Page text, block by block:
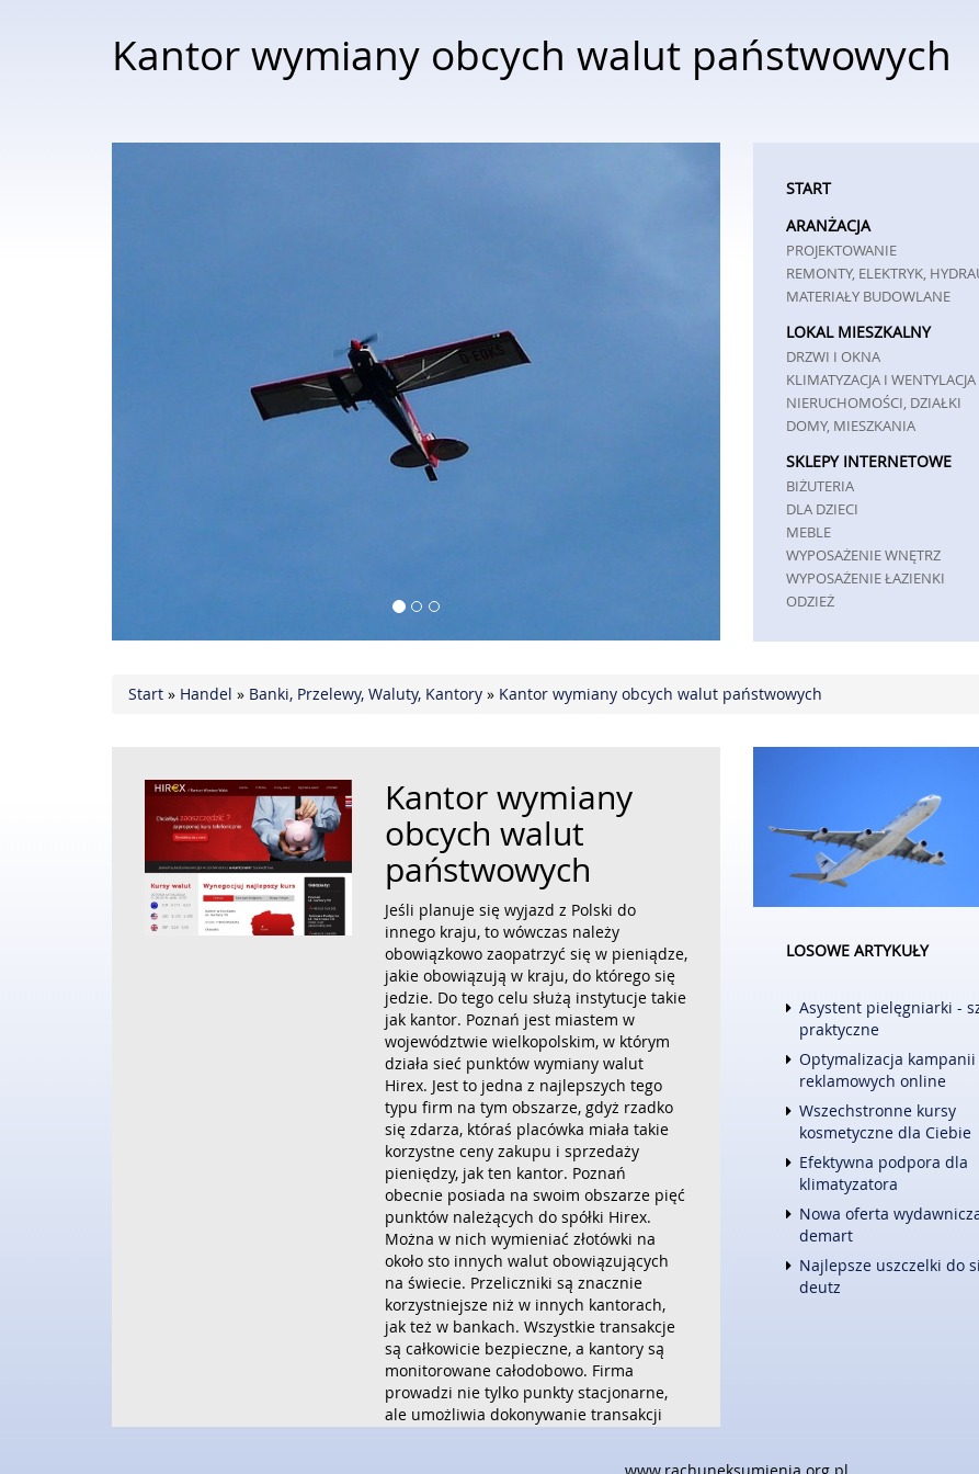
Kantor wymiany obcych walut państwowych
START
ARANŻACJA
PROJEKTOWANIE
REMONTY, ELEKTRYK,
MATERIAŁY BUDOWLANE
LOKAL MIESZKALNY
DRZWI I OKNA
KLIMATYZACJA I WENTYLACJA
NIERUCHOMOŚCI, DZIAŁKI
DOMY, MIESZKANIA
SKLEPY INTERNETOWE
BIŻUTERIA
DLA DZIECI
MEBLE
WYPOSAŻENIE WNĘTRZ
WYPOSAŻENIE ŁAZIENKI
ODZIEŻ
ELEKTRONIKA, RTV, AGD
OGRÓD, ROŚLINY
AGENCJE REKLAMOWE
MATERIAŁY REKLAMOWE
INNE AGENCJE
INFORMATYCZNE
FOTOGRAFIA
ADWOKACI, PORADY PRAWNE
ŚLUB I WESELE
WETERYNARYJNE, HODOWLA
SPRZĄTANIE,
SERWIS
OPIEKA
INNE USŁUGI
KURIER, PRZESYŁKI
WEB
OPROGRAMOWANIE
STRONY INTERNETOWE
Start » Handel » Banki, Przelewy, Waluty, Kantory » Kantor wymiany obcych walut państwowych
Kantor wymiany
obcych walut
państwowych
Jeśli planuje się wyjazd z Polski do
innego kraju, to wówczas należy
obowiązkowo zaopatrzyć się w pieniądze,
jakie obowiązują w kraju, do którego się
jedzie. Do tego celu służą instytucje takie
jak kantor. Poznań jest miastem w
województwie wielkopolskim, w którym
działa sieć punktów wymiany walut
Hirex. Jest to jedna z najlepszych tego
typu firm na tym obszarze, gdyż rzadko
się zdarza, któraś placówka miała takie
korzystne ceny zakupu i sprzedaży
pieniędzy, jak ten kantor. Poznań
obecnie posiada na swoim obszarze pięć
punktów należących do spółki Hirex.
Można w nich wymieniać złotówki na
około sto innych walut obowiązujących
na świecie. Przeliczniki są znacznie
korzystniejsze niż w innych kantorach,
jak też w bankach. Wszystkie transakcje
są całkowicie bezpieczne, a kantory są
monitorowane całodobowo. Firma
prowadzi nie tylko punkty stacjonarne,
ale umożliwia dokonywanie transakcji
LOSOWE ARTYKUŁY
Asystent pielęgniarki -
praktyczne
Optymalizacja kampanii
reklamowych online
Wszechstronne kursy
kosmetyczne dla Ciebie
Efektywna podpora dla
klimatyzatora
Nowa oferta
demart
Najlepsze uszczelki do
deutz